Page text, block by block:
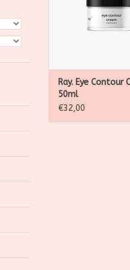
Ray. Eye Contour
50ml
€32,00